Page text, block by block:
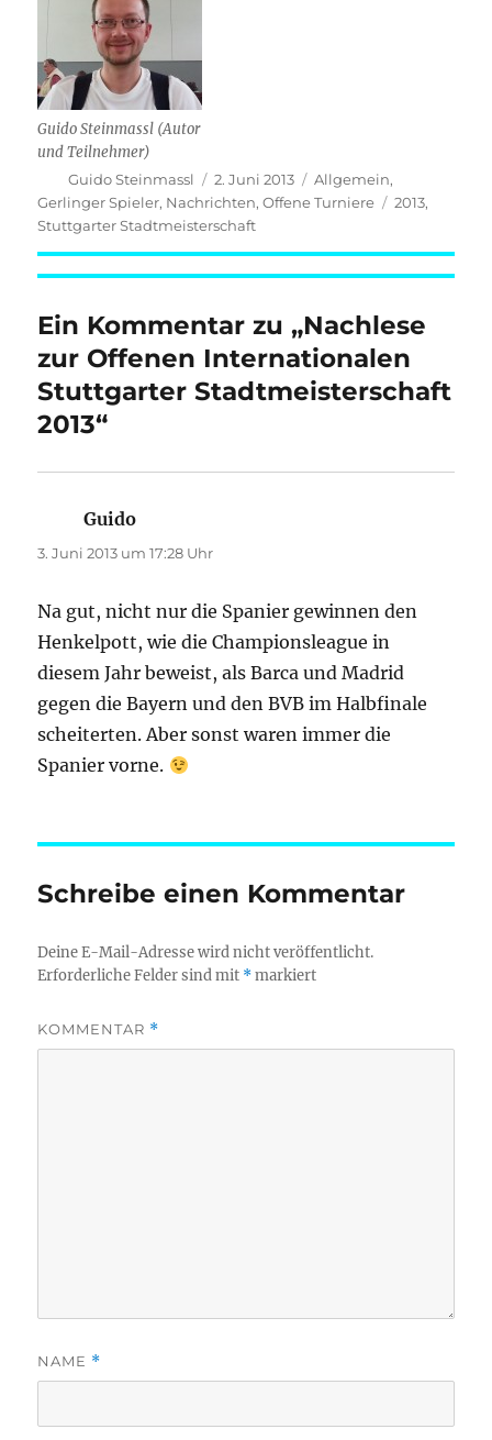
Guido Steinmassl (Autor
und Teilnehmer)
Autor
Guido Steinmassl
Veröffentlicht
am
2. Juni 2013 Kategorien
Allgemein,
Gerlinger Spieler, Nachrichten,Offene Turniere Schlagwörter
2013,
Stuttgarter Stadtmeisterschaft
Ein Kommentar zu „Nachlese
zur Offenen Internationalen
Stuttgarter Stadtmeisterschaft
2013“
Guido
3. Juni 2013 um 17:28 Uhr
Na gut, nicht nur die Spanier gewinnen den
Henkelpott, wie die Championsleague in
diesem Jahr beweist, als Barca und Madrid
gegen die Bayern und den BVB im Halbfinale
scheiterten. Aber sonst waren immer die
Spanier vorne.
Schreibe einen Kommentar
Deine E-Mail-Adresse wird nicht veröffentlicht.
Erforderliche Felder sind mit *markiert
KOMMENTAR *
NAME *